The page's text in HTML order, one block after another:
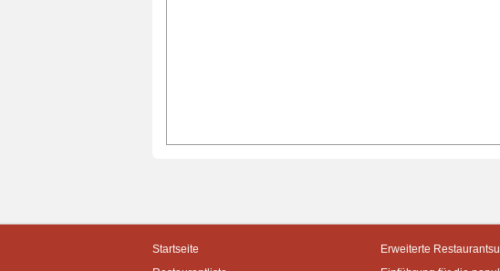
Startseite
Erweiterte